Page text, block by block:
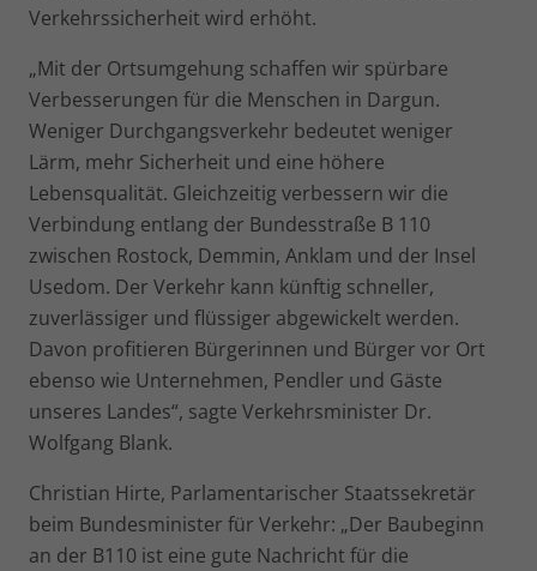
Verkehrssicherheit wird erhöht.
„Mit der Ortsumgehung schaffen wir spürbare
Verbesserungen für die Menschen in Dargun.
Weniger Durchgangsverkehr bedeutet weniger
Lärm, mehr Sicherheit und eine höhere
Lebensqualität. Gleichzeitig verbessern wir die
Verbindung entlang der Bundesstraße B 110
zwischen Rostock, Demmin, Anklam und der Insel
Usedom. Der Verkehr kann künftig schneller,
zuverlässiger und flüssiger abgewickelt werden.
Davon profitieren Bürgerinnen und Bürger vor Ort
ebenso wie Unternehmen, Pendler und Gäste
unseres Landes“, sagte Verkehrsminister Dr.
Wolfgang Blank.
Christian Hirte, Parlamentarischer Staatssekretär
beim Bundesminister für Verkehr: „Der Baubeginn
an der B110 ist eine gute Nachricht für die